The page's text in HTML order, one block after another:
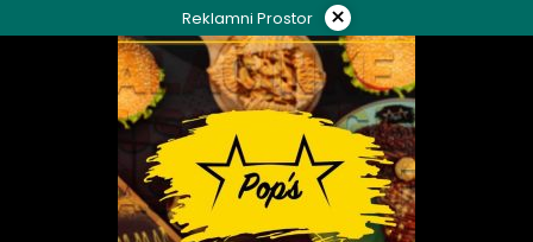
to
Reklamni Prostor ×